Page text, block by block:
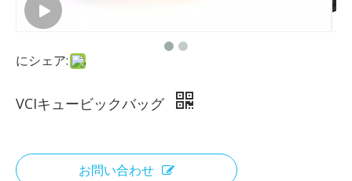
にシェア:
VCIキュービックバッグ
お問い合わせ